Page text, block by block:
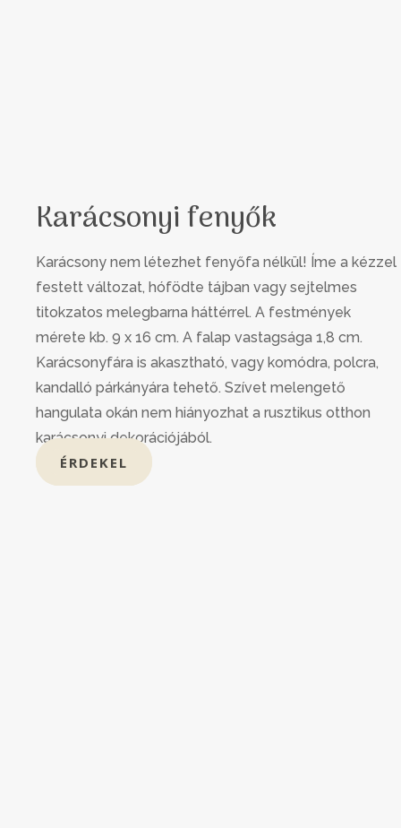
Karácsonyi fenyők
Karácsony nem létezhet fenyőfa nélkül! Íme a kézzel
festett változat, hófödte tájban vagy sejtelmes
titokzatos melegbarna háttérrel. A festmények
mérete kb. 9 x 16 cm. A falap vastagsága 1,8 cm.
Karácsonyfára is akasztható, vagy komódra, polcra,
kandalló párkányára tehető. Szívet melengető
hangulata okán nem hiányozhat a rusztikus otthon
karácsonyi dekorációjából.
ÉRDEKEL